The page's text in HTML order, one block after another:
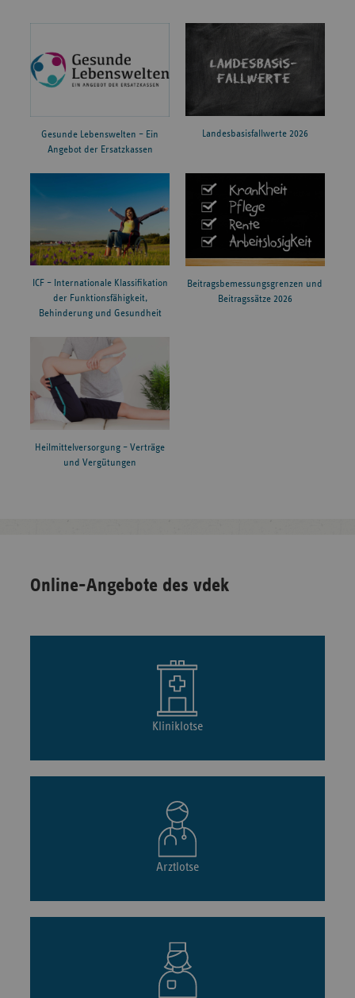
Gesunde Lebenswelten – Ein
Angebot der Ersatzkassen
Landesbasisfallwerte 2026
ICF – Internationale Klassifikation
der Funktionsfähigkeit,
Behinderung und Gesundheit
Beitragsbemessungsgrenzen und
Beitragssätze 2026
Heilmittelversorgung – Verträge
und Vergütungen
Online-Angebote des vdek
Kliniklotse
Arztlotse